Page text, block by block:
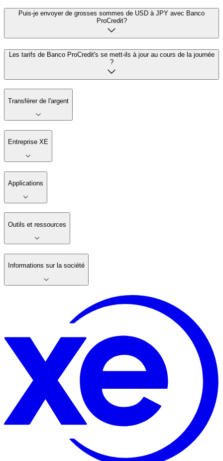
Puis-je envoyer de grosses sommes de USD à JPY avec Banco
ProCredit?
Les tarifs de Banco ProCredit's se mett-ils à jour au cours de la journée
?
Transférer de l'argent
Entreprise XE
Applications
Outils et ressources
Informations sur la société